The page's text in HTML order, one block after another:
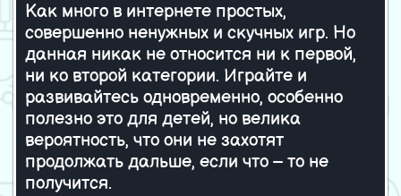
Топ Фигуры Я их видел!
Гонка для настоящих
Как много в интернете простых,
совершенно ненужных и скучных игр. Но
данная никак не относится ни к первой,
ни ко второй категории. Играйте и
развивайтесь одновременно, особенно
полезно это для детей, но велика
вероятность, что они не захотят
продолжать дальше, если что – то не
получится.